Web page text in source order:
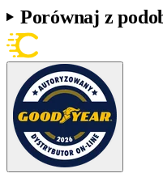
Porównaj z